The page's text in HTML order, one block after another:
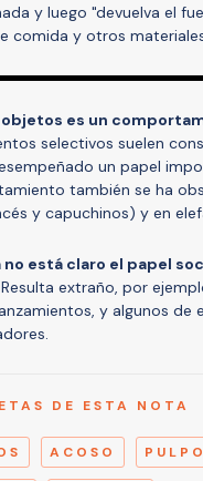
y luego "devuelva el
comida y otros
objetos es un
selectivos suelen
un papel
también se ha
y capuchinos) y en
no está claro el papel
extraño, por
y algunos de
DE ESTA NOTA
ACOSO PULPO